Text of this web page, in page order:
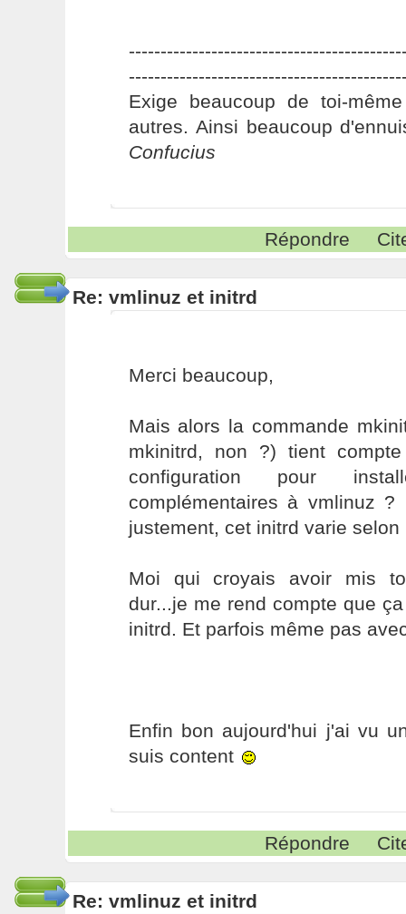
Exige beaucoup de toi-
autres. Ainsi beaucoup
Confucius
Répondre
Re: vmlinuz et initrd
Merci beaucoup,
Mais alors la commande
mkinitrd, non ?) tient
configuration pour
complémentaires à vmlinuz
justement, cet initrd varie selon
Moi qui croyais avoir mis
dur...je me rend compte que
initrd. Et parfois même pas
Enfin bon aujourd'hui j'ai vu
suis content
Répondre
Re: vmlinuz et initrd